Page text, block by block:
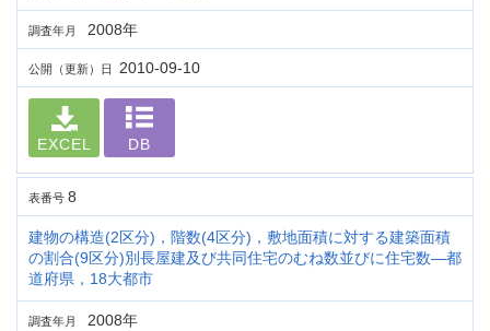
調査年月 2008年
公開（更新）日 2010-09-10
EXCEL DB
表番号 8
建物の構造(2区分)，階数(4区分)，敷地面積に対する建築面積
の割合(9区分)別長屋建及び共同住宅のむね数並びに住宅数―都
道府県，18大都市
調査年月 2008年